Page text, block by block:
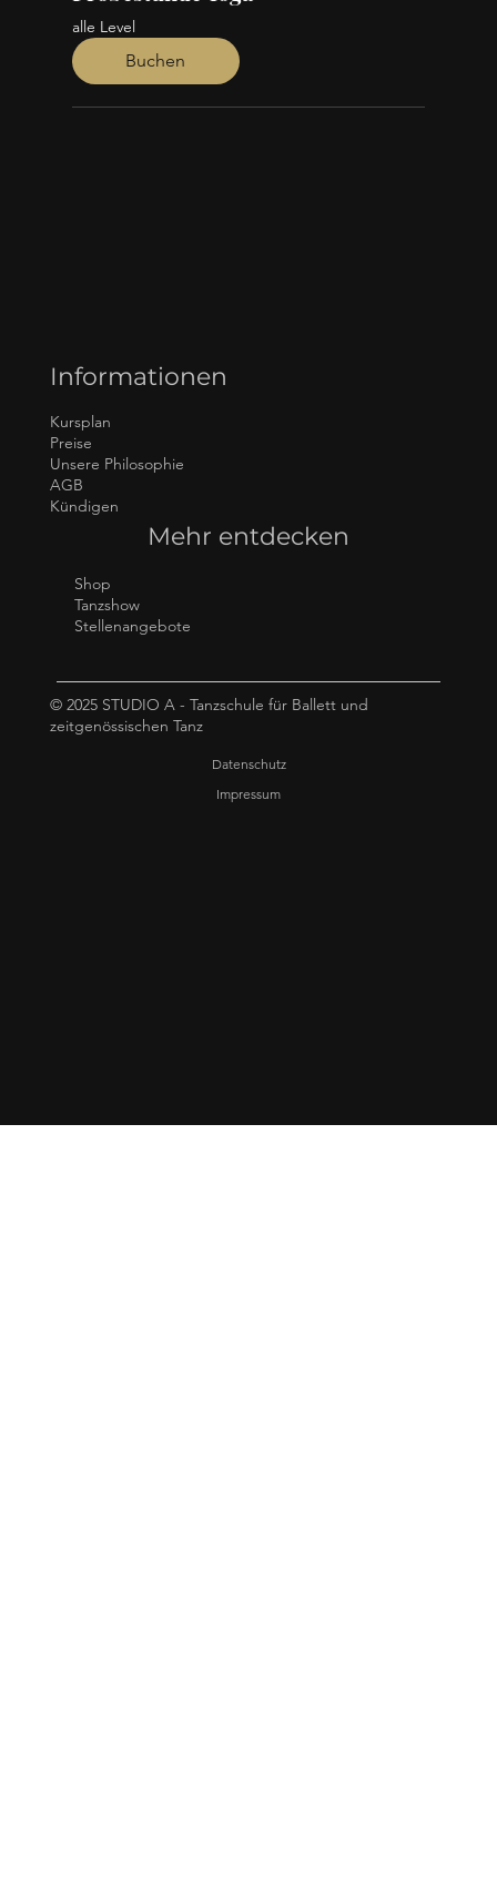
alle Level
Buchen
Informationen
Kursplan
Preise
Unsere Philosophie
AGB
Kündigen
Mehr entdecken
Shop
Tanzshow
Stellenangebote
© 2025 STUDIO A - Tanzschule für Ballett und
zeitgenössischen Tanz
Datenschutz
Impressum